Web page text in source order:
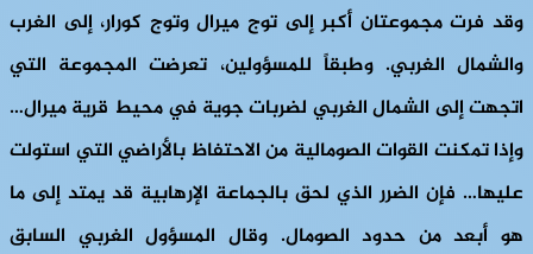
وقد فرت مجموعتان أكبر إلى توج ميرال وتوج كورار، إلى الغرب
والشمال الغربي. وطبقاً للمسؤولين، تعرضت المجموعة التي
اتجهت إلى الشمال الغربي لضربات جوية في محيط قرية ميرال…
وإذا تمكنت القوات الصومالية من الاحتفاظ بالأراضي التي استولت
عليها… فإن الضرر الذي لحق بالجماعة الإرهابية قد يمتد إلى ما
هو أبعد من حدود الصومال. وقال المسؤول الغربي السابق